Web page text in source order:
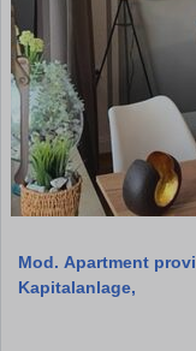
Mod. Apartment
Kapitalanlage,